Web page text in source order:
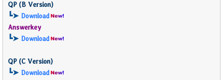
QP (B Version)
┗➤ Download
Answerkey
┗➤ Download
QP (C Version)
┗➤ Download